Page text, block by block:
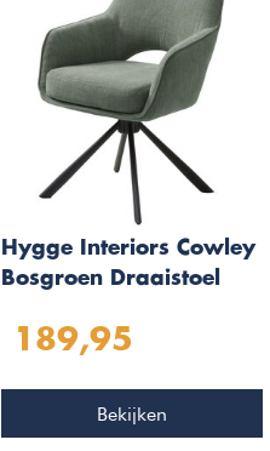
Hygge Interiors Cowley
Bosgroen Draaistoel
189,95
Bekijken